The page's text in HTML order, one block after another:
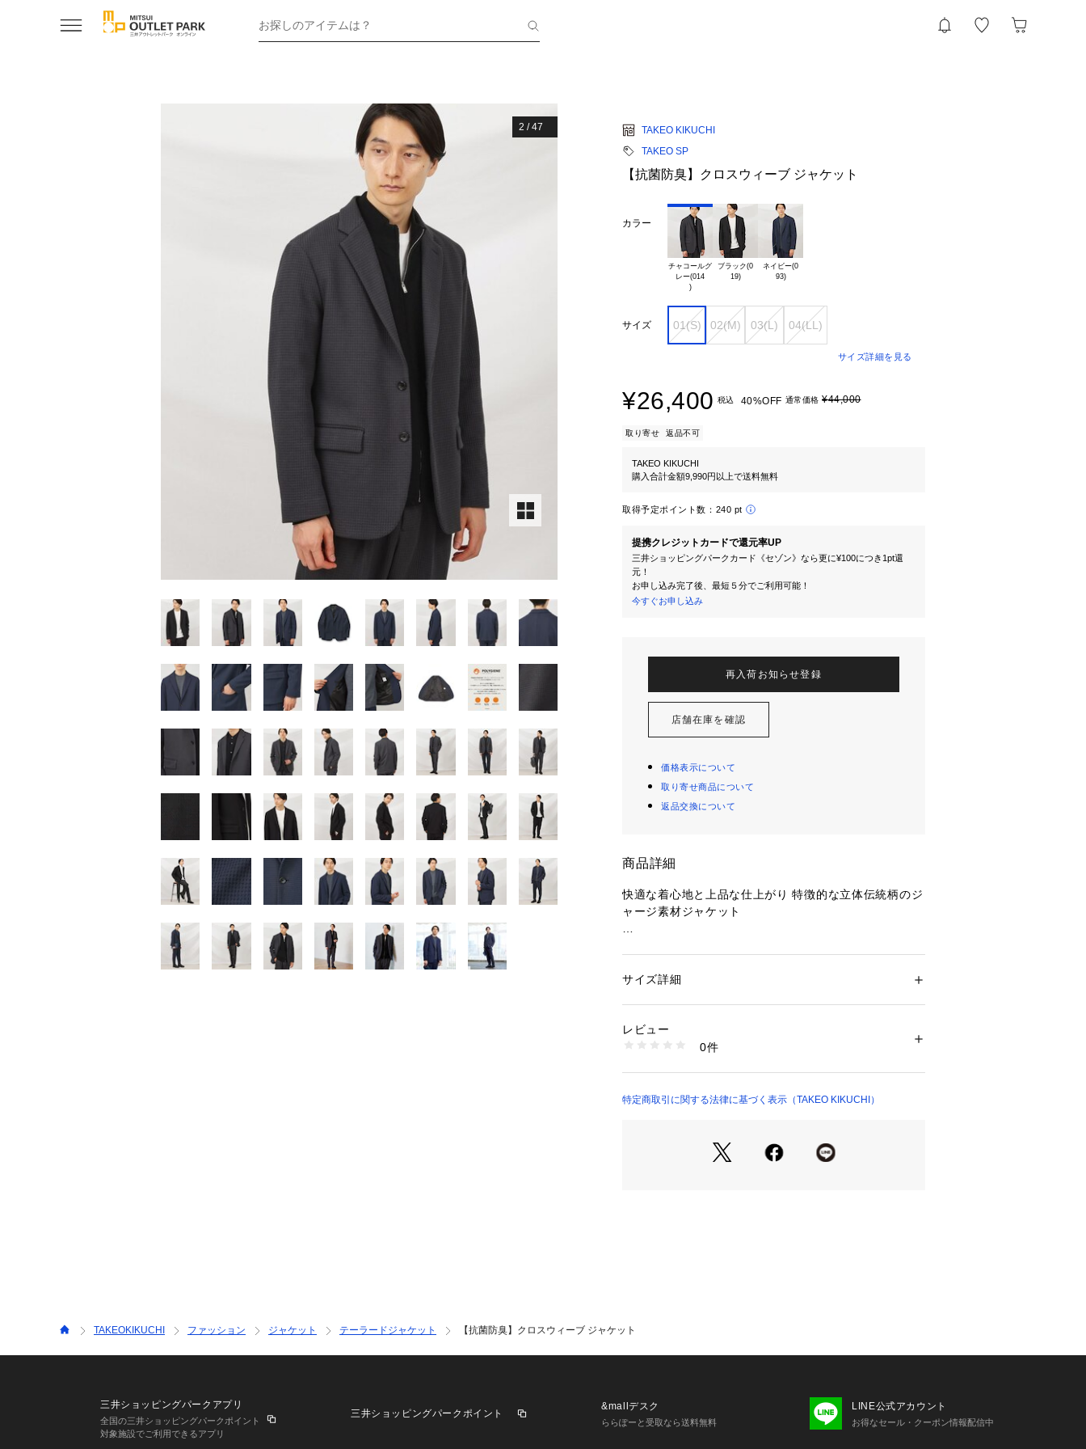
お探しのアイテムは？
2 /47
TAKEO KIKUCHI
TAKEO SP
【抗菌防臭】クロスウィーブ ジャケット
カラー
チャコールグ
レー(014
)
ブラック(0
19)
ネイビー(0
93)
サイズ 01(S) 02(M) 03(L) 04(LL)
サイズ詳細を見る
¥26,400 税込 40%OFF 通常価格 ¥44,000
取り寄せ 返品不可
TAKEO KIKUCHI
購入合計金額9,990円以上で送料無料
取得予定ポイント数： 240 pt
提携クレジットカードで還元率UP
三井ショッピングパークカード《セゾン》なら更に¥100につき1pt還
元！
お申し込み完了後、最短５分でご利用可能！
今すぐお申し込み
再入荷お知らせ登録
店舗在庫を確認
価格表示について
取り寄せ商品について
返品交換について
商品詳細
快適な着心地と上品な仕上がり 特徴的な立体伝統柄のジ
ャージ素材ジャケット
徴的なジャージ素材を使用しています。
・中間層は空気を含ませ膨らみを持たせ表層のチドリ柄
を立体的に表現
ある快適な着心地を作り出します。
理した程よい艶感のモダンな表情が都会的でしっかり上
【素材・特性】
菌防臭のリーディングブランド『ポリジン（R）』の効
果により臭いの発生を抑制します。『ポリジン（R）』
性別：メンズ
0％
生産国：中国製
931-41370 （ショップ）
サイズ詳細
レビュー
0件
特定商取引に関する法律に基づく表示（TAKEO KIKUCHI）
TAKEOKIKUCHI ファッション ジャケット テーラードジャケット 【抗菌防臭】クロスウィーブ ジャケット
三井ショッピングパークアプリ
全国の三井ショッピングパークポイント
対象施設でご利用できるアプリ
三井ショッピングパークポイント
&mallデスク
ららぽーと受取なら送料無料
LINE公式アカウント
お得なセール・クーポン情報配信中